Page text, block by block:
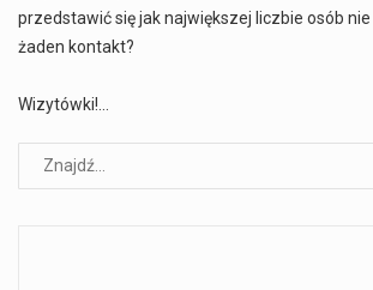
przedstawić się jak największej liczbie osób
żaden kontakt?
Wizytówki!…